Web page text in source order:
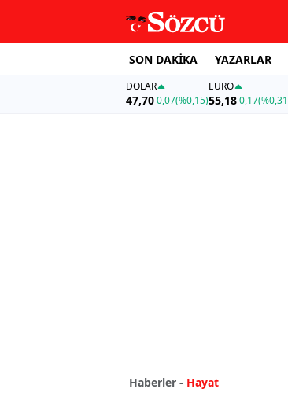
SON DAKİKA YAZARLAR
DOLAR
47,700,07(%0,15)
EURO
55,18 0,17
Haberler - Hayat